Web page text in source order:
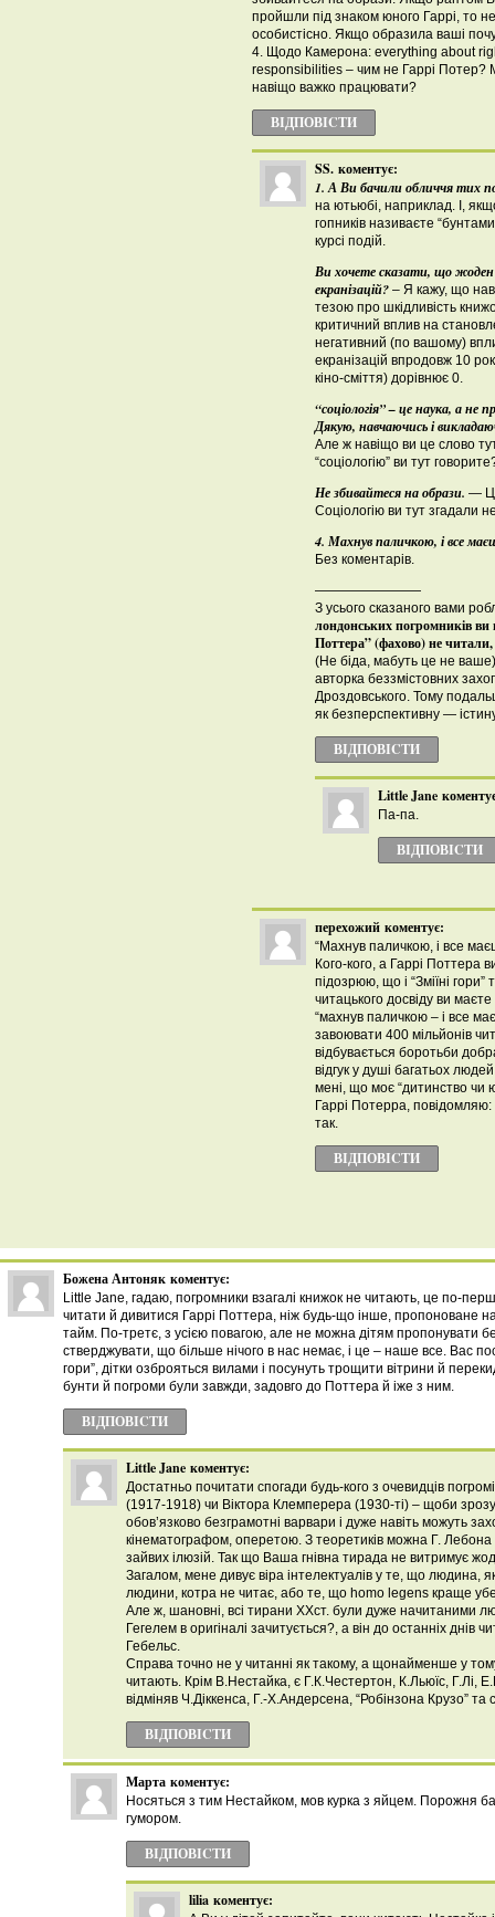
пройшли під знаком юного Гаррі, то
особистісно. Якщо образила ваші
4. Щодо Камерона: everything about
responsibilities – чим не Гаррі Потер?
навіщо важко працювати?
ВІДПОВІCТИ
SS. коментує:
1. А Ви бачили обличчя тих
на ютьюбі, наприклад. І,
гопників називаєте
курсі подій.
Ви хочете сказати, що жоден
екранізацій? – Я кажу, що
тезою про шкідливість
критичний вплив на
негативний (по вашому)
екранізацій впродовж 10
кіно-сміття) дорівнює 0.
“соціологія” – це наука, а не
Дякую, навчаючись і
Але ж навіщо ви це слово
“соціологію” ви тут
Не збивайтеся на образи. —
Соціологію ви тут згадали
4. Махнув паличкою, і все
Без коментарів.
————————
З усього сказаного вами
лондонських погромників
Поттера” (фахово) не
(Не біда, мабуть це не ваше)
авторка беззмістовних
Дроздовського. Тому
як безперспективну —
ВІДПОВІCТИ
Little Jane
Па-па.
ВІДПОВІCТИ
перехожий коментує:
“Махнув паличкою, і все
Кого-кого, а Гаррі Поттера
підозрюю, що і “Зміїні
читацького досвіду ви
“махнув паличкою – і все
завоювати 400 мільйонів
відбувається боротьби
відгук у душі багатьох
мені, що моє “дитинство чи
Гаррі Потерра, повідомляю:
так.
ВІДПОВІCТИ
Божена Антоняк коментує:
Little Jane, гадаю, погромники взагалі книжок не читають, це по-
читати й дивитися Гаррі Поттера, ніж будь-що інше, пропоноване
тайм. По-третє, з усією повагою, але не можна дітям пропонувати
стверджувати, що більше нічого в нас немає, і це – наше все. Вас
гори”, дітки озброяться вилами і посунуть трощити вітрини й
бунти й погроми були завжди, задовго до Поттера й іже з ним.
ВІДПОВІCТИ
Little Jane коментує:
Достатньо почитати спогади будь-кого з очевидців
(1917-1918) чи Віктора Клемперера (1930-ті) – щоби
обов’язково безграмотні варвари і дуже навіть можуть
кінематографом, оперетою. З теоретиків можна Г.
зайвих ілюзій. Так що Ваша гнівна тирада не витримує
Загалом, мене дивує віра інтелектуалів у те, що людина,
людини, котра не читає, або те, що homo legens краще
Але ж, шановні, всі тирани ХХст. були дуже начитаними
Гегелем в оригіналі зачитується?, а він до останніх днів
Гебельс.
Справа точно не у читанні як такому, а щонайменше у
читають. Крім В.Нестайка, є Г.К.Честертон, К.Льюїс, Г.Лі,
відміняв Ч.Діккенса, Г.-Х.Андерсена, “Робінзона Крузо”
ВІДПОВІCТИ
Марта коментує:
Носяться з тим Нестайком, мов курка з яйцем. Порожня
гумором.
ВІДПОВІCТИ
lilia коментує: